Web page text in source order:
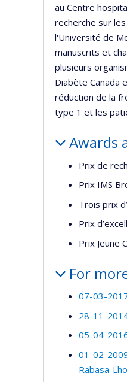
au Centre
recherche sur
l'Université de
manuscrits et
plusieurs
Diabète Canada
réduction de la
type 1 et les
Awards
Prix de
Prix IMS
Trois prix
Prix
Prix Jeune
For
07-03-
28-11-
05-04-
01-02-
Rabasa-